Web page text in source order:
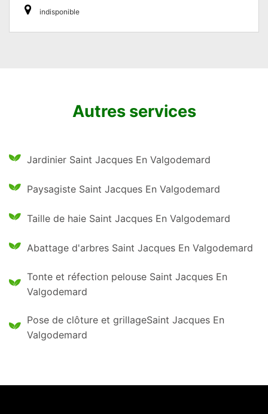
indisponible
Autres services
Jardinier Saint Jacques En Valgodemard
Paysagiste Saint Jacques En Valgodemard
Taille de haie Saint Jacques En Valgodemard
Abattage d'arbres Saint Jacques En Valgodemard
Tonte et réfection pelouse Saint Jacques En
Valgodemard
Pose de clôture et grillageSaint Jacques En
Valgodemard